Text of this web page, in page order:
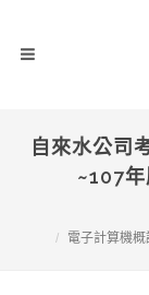
自來水公司
~107
電子計算機